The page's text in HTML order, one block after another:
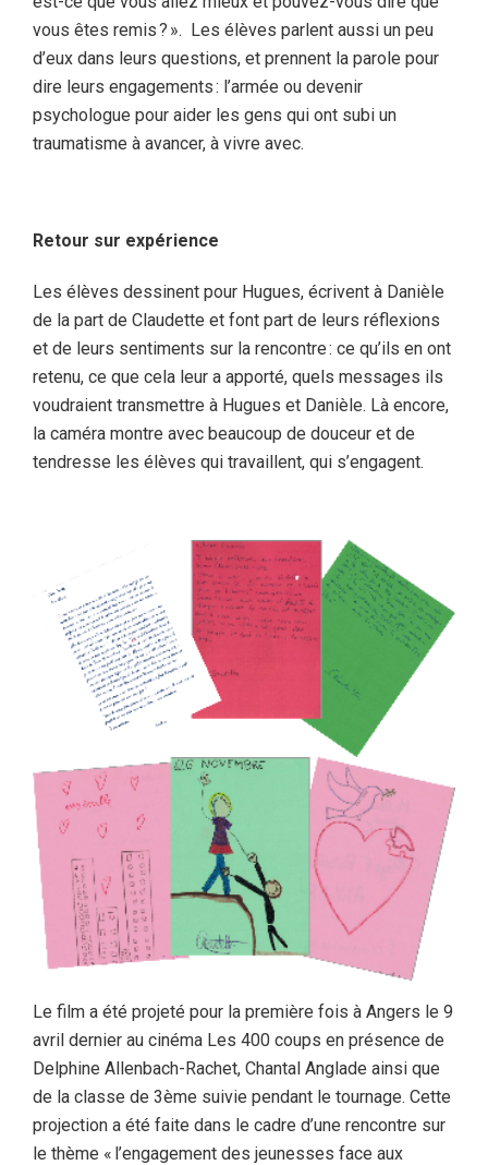
vous êtes remis ? ». Les élèves parlent aussi un peu
d’eux dans leurs questions, et prennent la parole pour
dire leurs engagements : l’armée ou devenir
psychologue pour aider les gens qui ont subi un
traumatisme à avancer, à vivre avec.
Retour sur expérience
Les élèves dessinent pour Hugues, écrivent à Danièle
de la part de Claudette et font part de leurs réflexions
et de leurs sentiments sur la rencontre : ce qu’ils en ont
retenu, ce que cela leur a apporté, quels messages ils
voudraient transmettre à Hugues et Danièle. Là encore,
la caméra montre avec beaucoup de douceur et de
tendresse les élèves qui travaillent, qui s’engagent.
Le film a été projeté pour la première fois à Angers le 9
avril dernier au cinéma Les 400 coups en présence de
Delphine Allenbach-Rachet, Chantal Anglade ainsi que
de la classe de 3ème suivie pendant le tournage. Cette
projection a été faite dans le cadre d’une rencontre sur
le thème « l’engagement des jeunesses face aux